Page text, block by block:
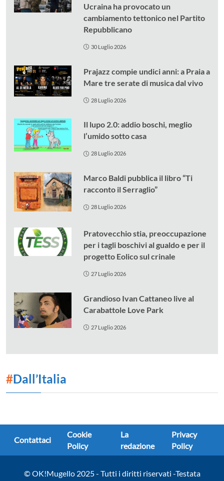
Ucraina ha provocato un
cambiamento tettonico nel Partito
Repubblicano
30 Luglio 2026
Prajazz compie undici anni: a Praia a
Mare tre serate di musica dal vivo
28 Luglio 2026
Il lupo 2.0: addio boschi, meglio
l’umido sotto casa
28 Luglio 2026
Marco Baldi pubblica il libro “Ti
racconto il Serraglio”
28 Luglio 2026
Pratovecchio stia, preoccupazione
per i tagli boschivi al gualdo e per il
progetto Eolico sul crinale
27 Luglio 2026
Grandioso Ivan Cattaneo live al
Carabattole Love Park
27 Luglio 2026
#Dall’Italia
Contattaci
Cookie
Policy
La
redazione
Privacy
Policy
© OK!Mugello 2025 - Tutti i diritti riservati -Testata